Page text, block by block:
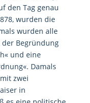
den Tag genau
wurden die
wurden alle
Begründung
und eine
Damals
zwei
in